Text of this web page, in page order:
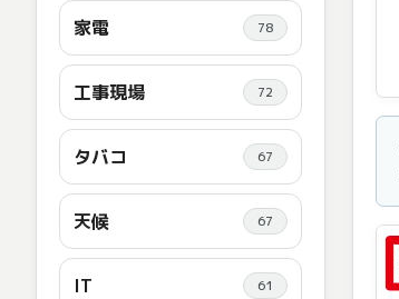
家電 78
工事現場 72
タバコ 67
天候 67
IT 61